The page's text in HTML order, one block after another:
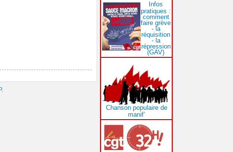
Infos
pratiques :
comment
faire grève
- la
réquisition
- la
répression
(GAV)
Chanson populaire de
manif’
.